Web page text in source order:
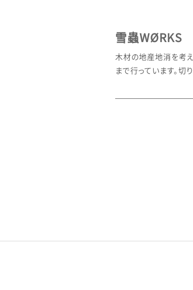
雪蟲WØRKS
木材の地産地消を考え
まで行っています。切